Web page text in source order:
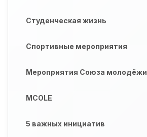
Студенческая жизнь
Спортивные мероприятия
Мероприятия Союза молодёжи
MCOLE
5 важных инициатив